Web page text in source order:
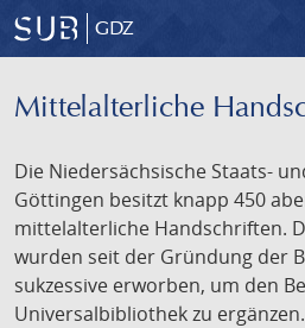
GDZ
Mittelalterliche
Die Niedersächsische Staats-
Göttingen besitzt knapp 450
mittelalterliche Handschriften.
wurden seit der Gründung der
sukzessive erworben, um den
Universalbibliothek zu